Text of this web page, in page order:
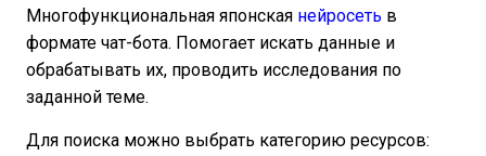
Многофункциональная японская нейросеть в
формате чат-бота. Помогает искать данные и
обрабатывать их, проводить исследования по
заданной теме.
Для поиска можно выбрать категорию ресурсов: